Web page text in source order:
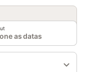
as datas